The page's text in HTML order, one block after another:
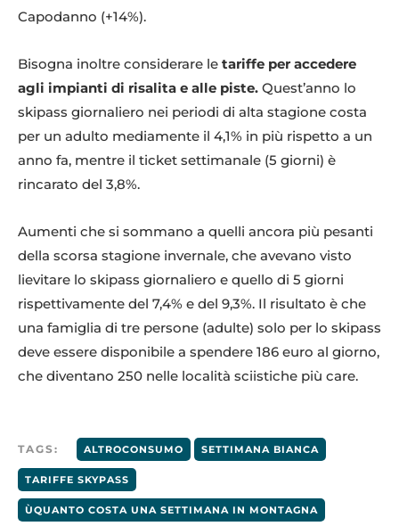
Capodanno (+14%).
Bisogna inoltre considerare le tariffe per accedere
agli impianti di risalita e alle piste. Quest’anno lo
skipass giornaliero nei periodi di alta stagione costa
per un adulto mediamente il 4,1% in più rispetto a un
anno fa, mentre il ticket settimanale (5 giorni) è
rincarato del 3,8%.
Aumenti che si sommano a quelli ancora più pesanti
della scorsa stagione invernale, che avevano visto
lievitare lo skipass giornaliero e quello di 5 giorni
rispettivamente del 7,4% e del 9,3%. Il risultato è che
una famiglia di tre persone (adulte) solo per lo skipass
deve essere disponibile a spendere 186 euro al giorno,
che diventano 250 nelle località sciistiche più care.
TAGS: ALTROCONSUMO SETTIMANA BIANCA
TARIFFE SKYPASS
ÙQUANTO COSTA UNA SETTIMANA IN MONTAGNA